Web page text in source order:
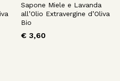
Sapone Miele e Lavanda
all’Olio Extravergine d’Oliva
Bio
€ 3,60